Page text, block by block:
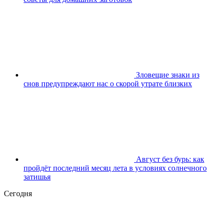
Зловещие знаки из
снов предупреждают нас о скорой утрате близких
Август без бурь: как
пройдёт последний месяц лета в условиях солнечного
затишья
Сегодня